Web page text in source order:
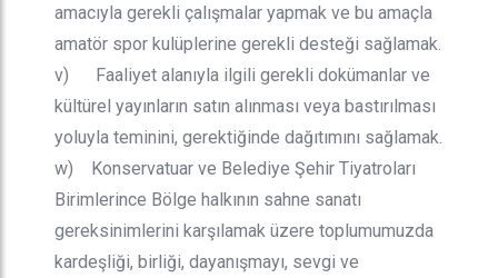
amacıyla gerekli çalışmalar yapmak ve bu amaçla
amatör spor kulüplerine gerekli desteği sağlamak.
v) Faaliyet alanıyla ilgili gerekli dokümanlar ve
kültürel yayınların satın alınması veya bastırılması
yoluyla teminini, gerektiğinde dağıtımını sağlamak.
w) Konservatuar ve Belediye Şehir Tiyatroları
Birimlerince Bölge halkının sahne sanatı
gereksinimlerini karşılamak üzere toplumumuzda
kardeşliği, birliği, dayanışmayı, sevgi ve